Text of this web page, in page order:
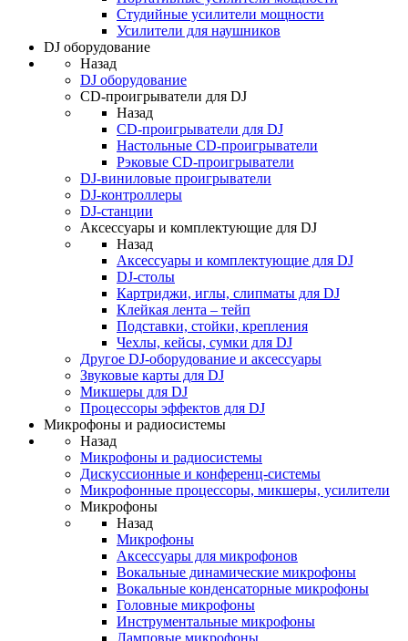
Студийные усилители мощности
Усилители для наушников
DJ оборудование
Назад
DJ оборудование
CD-проигрыватели для DJ
Назад
CD-проигрыватели для DJ
Настольные CD-проигрыватели
Рэковые CD-проигрыватели
DJ-виниловые проигрыватели
DJ-контроллеры
DJ-станции
Аксессуары и комплектующие для DJ
Назад
Аксессуары и комплектующие для DJ
DJ-столы
Картриджи, иглы, слипматы для DJ
Клейкая лента – тейп
Подставки, стойки, крепления
Чехлы, кейсы, сумки для DJ
Другое DJ-оборудование и аксессуары
Звуковые карты для DJ
Микшеры для DJ
Процессоры эффектов для DJ
Микрофоны и радиосистемы
Назад
Микрофоны и радиосистемы
Дискуссионные и конференц-системы
Микрофонные процессоры, микшеры, усилители
Микрофоны
Назад
Микрофоны
Аксессуары для микрофонов
Вокальные динамические микрофоны
Вокальные конденсаторные микрофоны
Головные микрофоны
Инструментальные микрофоны
Ламповые микрофоны